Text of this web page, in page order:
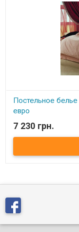
Постельное
евро
В наличии
Двуспальный евро
Пододеяльник:
70х70см. или 50х70
7 230 грн.